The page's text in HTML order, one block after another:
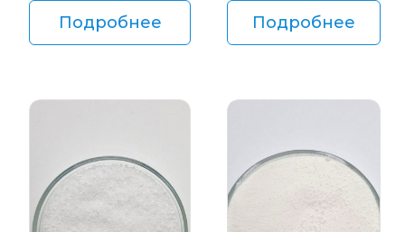
Подробнее Подробнее